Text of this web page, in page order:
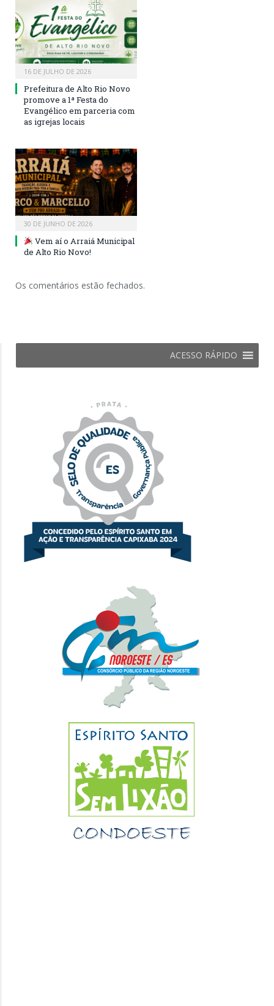
16 DE JULHO DE 2026
Prefeitura de Alto Rio Novo
promove a 1ª Festa do
Evangélico em parceria com
as igrejas locais
30 DE JUNHO DE 2026
Vem aí o Arraiá Municipal
de Alto Rio Novo!
Os comentários estão fechados.
ACESSO RÁPIDO